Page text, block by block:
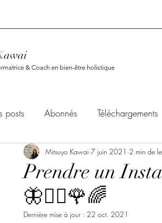
awai
& Coach en bien-être holistique
posts Abonnés Téléchargements
Prendre un
🦋🧘‍♀️🌹🌈
Mitsuyo Kawai 7 juin 2021 2 min de
Dernière mise à jour : 22 oct. 2021